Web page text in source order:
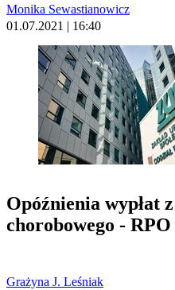
Monika Sewastianowicz
01.07.2021 | 16:40
Opóźnienia wypłat
chorobowego -
Grażyna J. Leśniak